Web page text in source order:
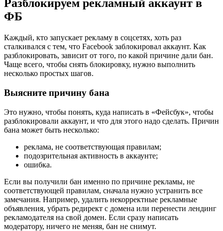
Разблокируем рекламный аккаунт в
ФБ
Каждый, кто запускает рекламу в соцсетях, хоть раз
сталкивался с тем, что Facebook заблокировал аккаунт. Как
разблокировать, зависит от того, по какой причине дали бан.
Чаще всего, чтобы снять блокировку, нужно выполнить
несколько простых шагов.
Выясните причину бана
Это нужно, чтобы понять, куда написать в «Фейсбук», чтобы
разблокировали аккаунт, и что для этого надо сделать. Причин
бана может быть несколько:
реклама, не соответствующая правилам;
подозрительная активность в аккаунте;
ошибка.
Если вы получили бан именно по причине рекламы, не
соответствующей правилам, сначала нужно устранить все
замечания. Например, удалить некорректные рекламные
объявления, убрать редирект с домена или перенести лендинг
рекламодателя на свой домен. Если сразу написать
модератору, ничего не меняя, бан не снимут.